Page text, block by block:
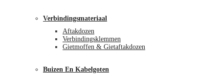
Verbindingsmateriaal
Aftakdozen
Verbindingsklemmen
Gietmoffen & Gietaftakdozen
Buizen En Kabelgoten